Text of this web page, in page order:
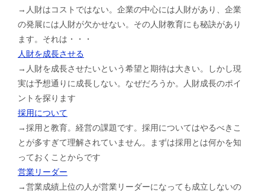
→人財はコストではない。企業の中心には人財があり、企業
の発展には人財が欠かせない。その人財教育にも秘訣があり
ます。それは・・・
人財を成長させる
→人財を成長させたいという希望と期待は大きい。しかし現
実は予想通りに成長しない。なぜだろうか。人財成長のポイ
ントを探ります
採用について
→採用と教育。経営の課題です。採用についてはやるべきこ
とが多すぎて理解されていません。まずは採用とは何かを知
っておくことからです
営業リーダー
→営業成績上位の人が営業リーダーになっても成立しないの